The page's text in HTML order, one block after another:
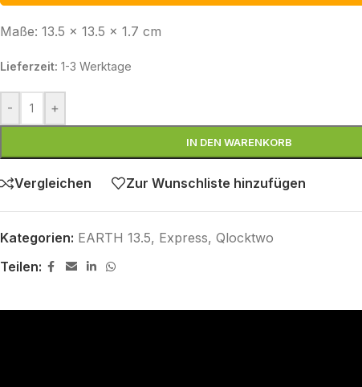
Maße: 13.5 x 13.5 x 1.7 cm
Lieferzeit: 1-3 Werktage
- +
IN DEN WARENKORB
Vergleichen Zur Wunschliste hinzufügen
Kategorien: EARTH 13.5, Express, Qlocktwo
Teilen: